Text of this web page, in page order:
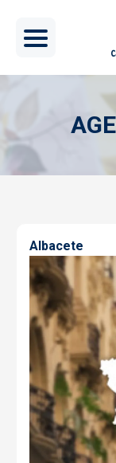
Imagen
Albacete